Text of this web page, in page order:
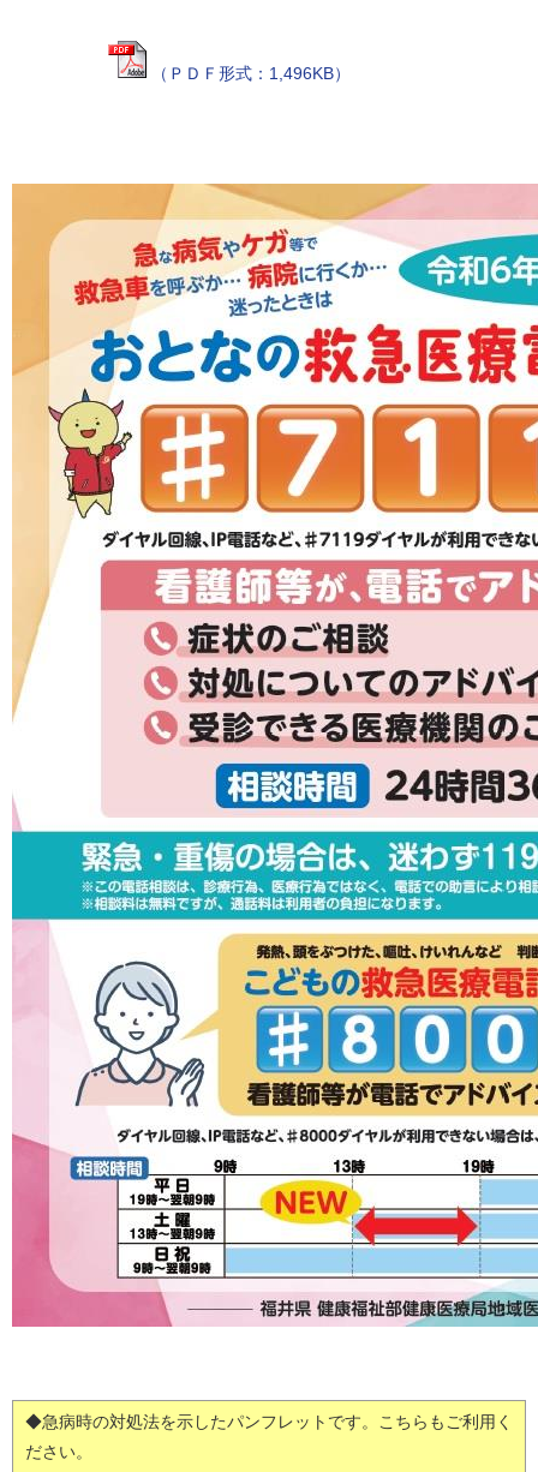
（ＰＤＦ形式：1,496KB）
◆急病時の対処法を示したパンフレットです。こちらもご利用く
ださい。